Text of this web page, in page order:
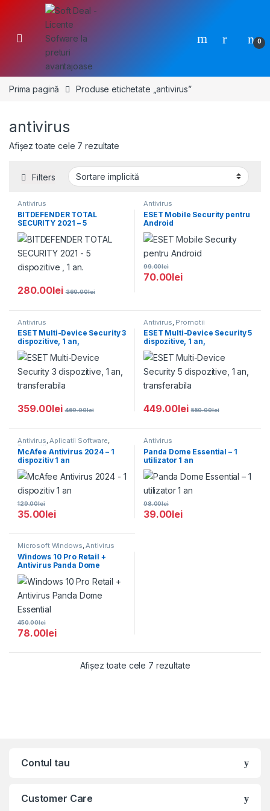
Skip to navigation
Skip to content
0
Prima pagină Produse etichetate „antivirus”
antivirus
Afișez toate cele 7 rezultate
Filters
Antivirus
BITDEFENDER TOTAL
SECURITY 2021 – 5
dispozitive , 1 an.
280.00lei 360.00lei
Antivirus
ESET Mobile Security pentru
Android
70.00lei
99.00lei
Antivirus
ESET Multi-Device Security 3
dispozitive, 1 an,
transferabila
359.00lei 469.00lei
Antivirus Promotii
ESET Multi-Device Security 5
dispozitive, 1 an,
transferabila
449.00lei 550.00lei
Antivirus,Aplicatii Software,
Promotii
McAfee Antivirus 2024 – 1
dispozitiv 1 an
35.00lei
129.00lei
Antivirus
Panda Dome Essential – 1
utilizator 1 an
39.00lei
98.00lei
Microsoft Windows,Antivirus
Windows 10 Pro Retail +
Antivirus Panda Dome
Essential
78.00lei
450.00lei
Afișez toate cele 7 rezultate
Contul tau
Customer Care